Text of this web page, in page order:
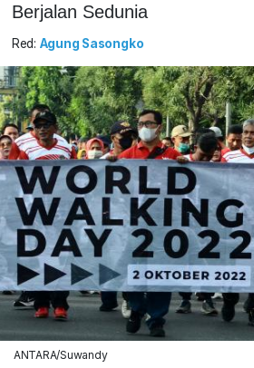
Berjalan Sedunia
Red: Agung Sasongko
ANTARA/Suwandy